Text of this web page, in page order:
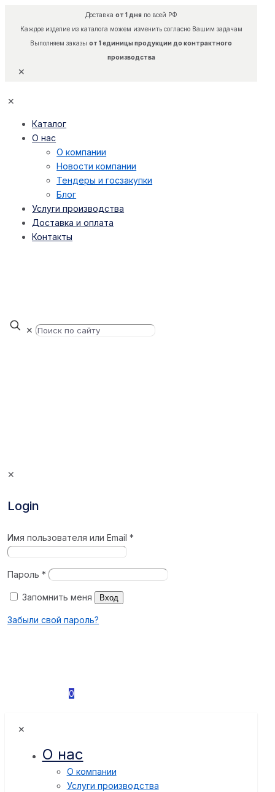
Доставка от 1 дняпо всей РФ
Каждое изделие из каталога можем изменить согласно Вашим задачам
Выполняем заказы от 1 единицы продукции до контрактного
производства
✕
✕
Каталог
О нас
О компании
Новости компании
Тендеры и госзакупки
Блог
Услуги производства
Доставка и оплата
Контакты
✕
✕
Login
Имя пользователя или Email*
Пароль*
Запомнить меня Вход
Забыли свой пароль?
0
✕
О нас
О компании
Услуги производства